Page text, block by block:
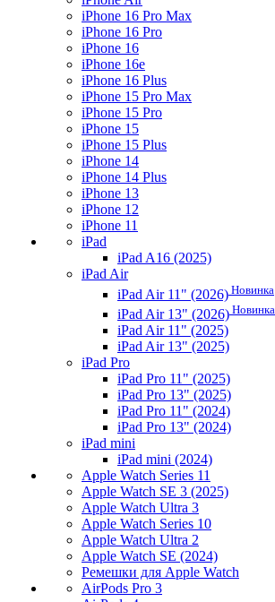
iPhone 16 Pro Max
iPhone 16 Pro
iPhone 16
iPhone 16e
iPhone 16 Plus
iPhone 15 Pro Max
iPhone 15 Pro
iPhone 15
iPhone 15 Plus
iPhone 14
iPhone 14 Plus
iPhone 13
iPhone 12
iPhone 11
iPad
iPad A16 (2025)
iPad Air
iPad Air 11" (2026) Новинка
iPad Air 13" (2026) Новинка
iPad Air 11" (2025)
iPad Air 13" (2025)
iPad Pro
iPad Pro 11" (2025)
iPad Pro 13" (2025)
iPad Pro 11" (2024)
iPad Pro 13" (2024)
iPad mini
iPad mini (2024)
Apple Watch Series 11
Apple Watch SE 3 (2025)
Apple Watch Ultra 3
Apple Watch Series 10
Apple Watch Ultra 2
Apple Watch SE (2024)
Ремешки для Apple Watch
AirPods Pro 3